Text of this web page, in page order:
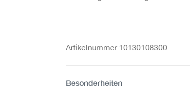
Artikelnummer 10130108300
Besonderheiten